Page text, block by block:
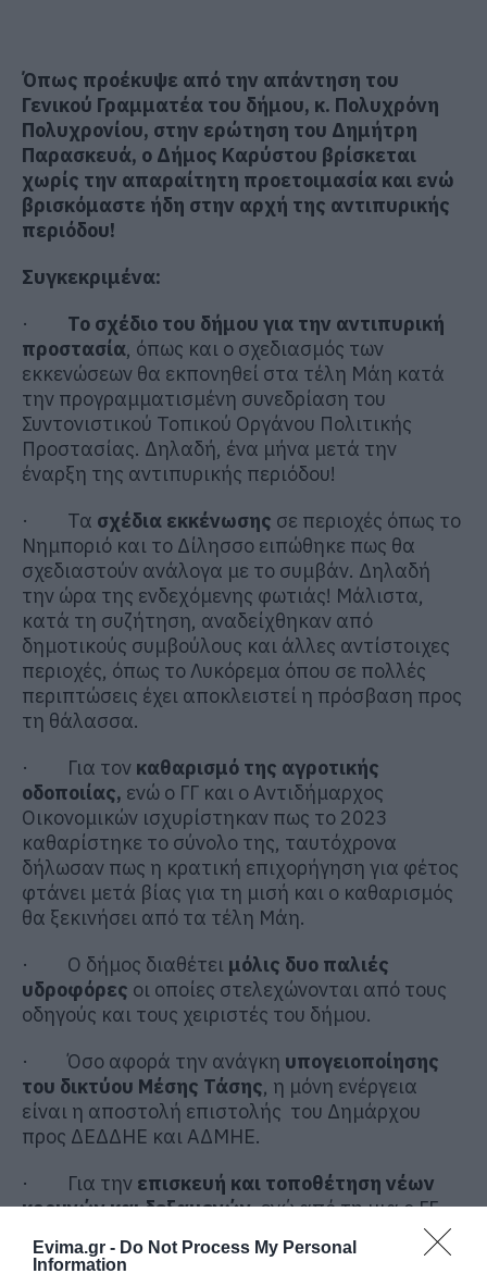
Evima.gr - Do Not Process My Personal
Information
Όπως προέκυψε από την απάντηση του
Γενικού Γραμματέα του δήμου, κ. Πολυχρόνη
Πολυχρονίου, στην ερώτηση του Δημήτρη
Παρασκευά, ο Δήμος Καρύστου βρίσκεται
χωρίς την απαραίτητη προετοιμασία και ενώ
βρισκόμαστε ήδη στην αρχή της αντιπυρικής
περιόδου!
Συγκεκριμένα:
· Το σχέδιο του δήμου για την αντιπυρική
προστασία, όπως και ο σχεδιασμός των
εκκενώσεων θα εκπονηθεί στα τέλη Μάη κατά
την προγραμματισμένη συνεδρίαση του
Συντονιστικού Τοπικού Οργάνου Πολιτικής
Προστασίας. Δηλαδή, ένα μήνα μετά την
έναρξη της αντιπυρικής περιόδου!
· Τα σχέδια εκκένωσης σε περιοχές όπως το
Νημποριό και το Δίλησσο ειπώθηκε πως θα
σχεδιαστούν ανάλογα με το συμβάν. Δηλαδή
την ώρα της ενδεχόμενης φωτιάς! Μάλιστα,
κατά τη συζήτηση, αναδείχθηκαν από
δημοτικούς συμβούλους και άλλες αντίστοιχες
περιοχές, όπως το Λυκόρεμα όπου σε πολλές
περιπτώσεις έχει αποκλειστεί η πρόσβαση προς
τη θάλασσα.
· Για τον καθαρισμό της αγροτικής
οδοποιίας, ενώ ο ΓΓ και ο Αντιδήμαρχος
Οικονομικών ισχυρίστηκαν πως το 2023
καθαρίστηκε το σύνολο της, ταυτόχρονα
δήλωσαν πως η κρατική επιχορήγηση για φέτος
φτάνει μετά βίας για τη μισή και ο καθαρισμός
θα ξεκινήσει από τα τέλη Μάη.
· Ο δήμος διαθέτει μόλις δυο παλιές
υδροφόρες οι οποίες στελεχώνονται από τους
οδηγούς και τους χειριστές του δήμου.
· Όσο αφορά την ανάγκη υπογειοποίησης
του δικτύου Μέσης Τάσης, η μόνη ενέργεια
είναι η αποστολή επιστολής του Δημάρχου
προς ΔΕΔΔΗΕ και ΑΔΜΗΕ.
· Για την επισκευή και τοποθέτηση νέων
κρουνών και δεξαμενών, ενώ από τη μια ο ΓΓ
Πυροσβεστική λειτουργεί, από την άλλη